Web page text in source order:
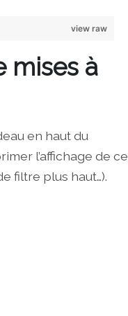
view raw
mises à
en haut du
l’affichage de ce
filtre plus haut…).